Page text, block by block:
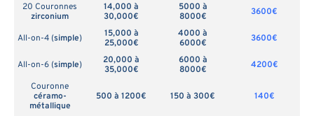
20 Couronnes
zirconium
14,000 à
30,000€
5000 à
8000€
3600€
All-on-4 (simple)
15,000 à
25,000€
4000 à
6000€
3600€
All-on-6 (simple)
20,000 à
35,000€
6000 à
8000€
4200€
Couronne
céramo-
métallique
500 à 1200€ 150 à 300€ 140€